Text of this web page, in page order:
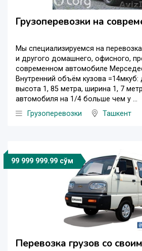
Грузоперевозки на
Мы специализируемся на
и другого домашнего, офисного,
современном автомобиле
Внутренний объём кузова =14мкуб:
высота 1, 85 метра, ширина 1, 7
автомобиля на 1/4 больше чем у ...
Грузоперевозки
Ташкент
99 999 999.99 сўм
Перевозка грузов со